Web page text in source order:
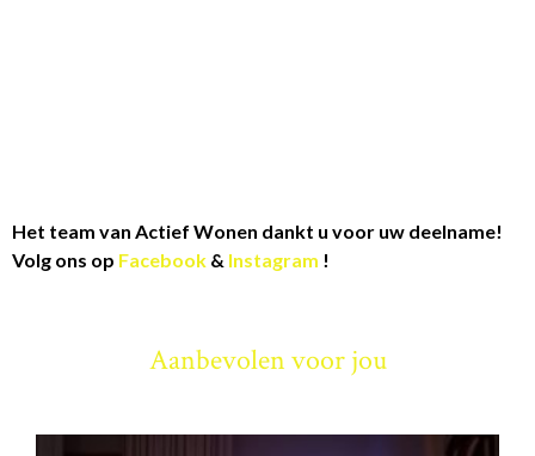
Het team van Actief Wonen dankt u voor uw deelname!
Volg ons op Facebook & Instagram !
Aanbevolen voor jou